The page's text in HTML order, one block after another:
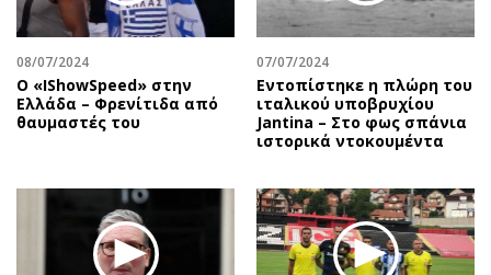
08/07/2024
Ο «IShowSpeed» στην
Ελλάδα – Φρενίτιδα από
θαυμαστές του
07/07/2024
Εντοπίστηκε η πλώρη του
ιταλικού υποβρυχίου
Jantina – Στο φως σπάνια
ιστορικά ντοκουμέντα